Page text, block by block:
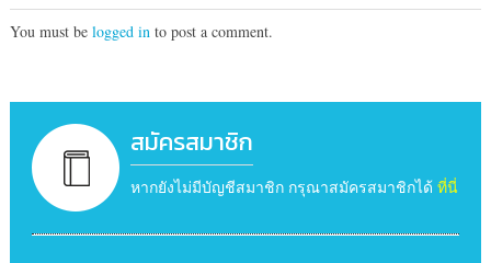
You must be logged in to post a comment.
สมัครสมาชิก
หากยังไม่มีบัญชีสมาชิก กรุณาสมัครสมาชิกได้ ที่นี่